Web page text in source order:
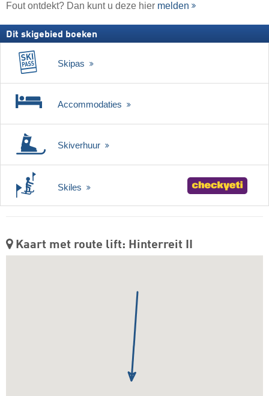
Fout ontdekt? Dan kunt u deze hier melden
Dit skigebied boeken
Skipas
Accommodaties
Skiverhuur
Skiles
Kaart met route lift: Hinterreit II